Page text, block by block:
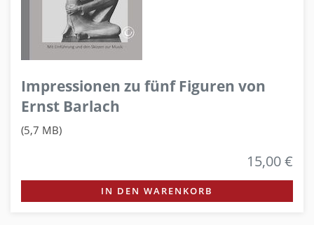
Impressionen zu fünf Figuren von
Ernst Barlach
(5,7 MB)
15,00 €
IN DEN WARENKORB